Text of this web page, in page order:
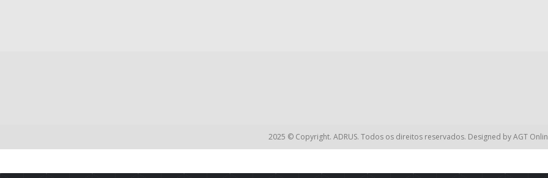
2025 © Copyright. ADRUS. Todos os direitos reservados. Designed byAGT